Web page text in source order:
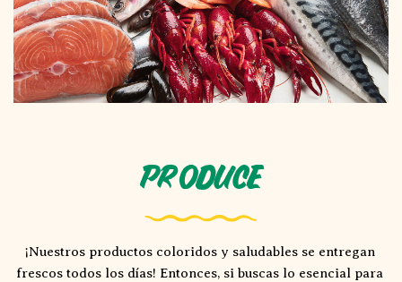
Produce
¡Nuestros productos coloridos y saludables se entregan
frescos todos los días! Entonces, si buscas lo esencial para